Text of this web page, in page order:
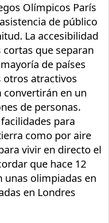
Olímpicos París
de público
La accesibilidad
que separan
de países
otros atractivos
convertirán en un
de personas.
para
como por aire
vivir en directo el
que hace 12
unas olimpiadas en
en Londres